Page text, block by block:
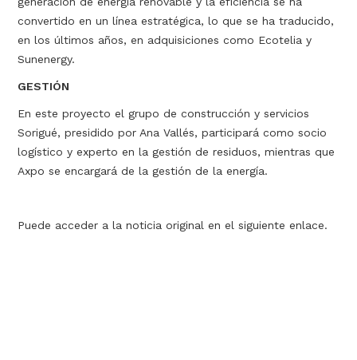
convertido en un línea estratégica, lo que se ha traducido,
en los últimos años, en adquisiciones como Ecotelia y
Sunenergy.
GESTIÓN
En este proyecto el grupo de construcción y servicios
Sorigué, presidido por Ana Vallés, participará como socio
logístico y experto en la gestión de residuos, mientras que
Axpo se encargará de la gestión de la energía.
Puede acceder a la noticia original en el siguiente enlace.